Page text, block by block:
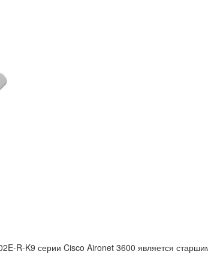
R-K9 серии Cisco Aironet 3600 является